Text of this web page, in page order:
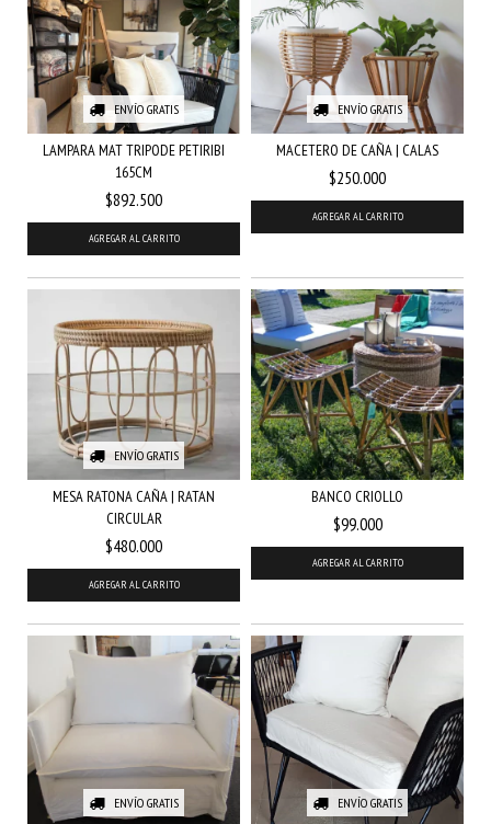
ENVÍO GRATIS
LAMPARA MAT TRIPODE PETIRIBI
165CM
$892.500
ENVÍO GRATIS
MACETERO DE CAÑA | CALAS
$250.000
AGREGAR AL CARRITO
ENVÍO GRATIS
MESA RATONA CAÑA | RATAN
CIRCULAR
$480.000
BANCO CRIOLLO
$99.000
ENVÍO GRATIS ENVÍO GRATIS